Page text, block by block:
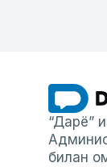
“Дарё”
билан